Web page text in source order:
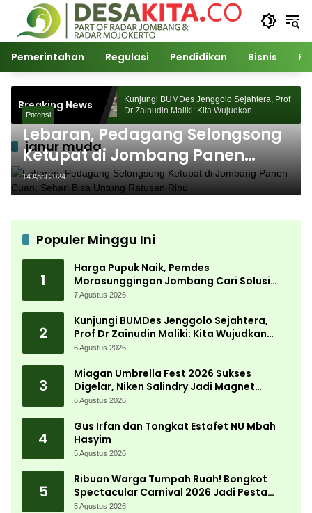
Langsung
konten
Pemerintahan Regulasi Pendidikan Bisnis
Breaking News
Akademik
Kunjungi BUMDes Jenggolo Sejahtera, Prof
Dr Zainudin Maliki: Kita Wujudkan
Kemandirian Ekonomi dengan Potensi Desa
janur muda
Potensi
Lebaran, Pedagang Selongsong
Ketupat di Jombang Panen
Cuan, Sehari Bisa Untung
Ratusan Ribu
14 April 2024
Populer Minggu Ini
1
Harga Pupuk Naik, Pemdes
Morosunggingan Jombang Cari Solusi
Lewat Kajian Akademik
7 Agustus 2026
2
Kunjungi BUMDes Jenggolo Sejahtera,
Prof Dr Zainudin Maliki: Kita Wujudkan
Kemandirian Ekonomi dengan Potensi
6 Agustus 2026
3
Miagan Umbrella Fest 2026 Sukses
Digelar, Niken Salindry Jadi Magnet
Ribuan Pengunjung
6 Agustus 2026
4
Gus Irfan dan Tongkat Estafet NU Mbah
Hasyim
5 Agustus 2026
5
Ribuan Warga Tumpah Ruah! Bongkot
Spectacular Carnival 2026 Jadi Pesta
Kemerdekaan Terbesar di Peterongan
5 Agustus 2026